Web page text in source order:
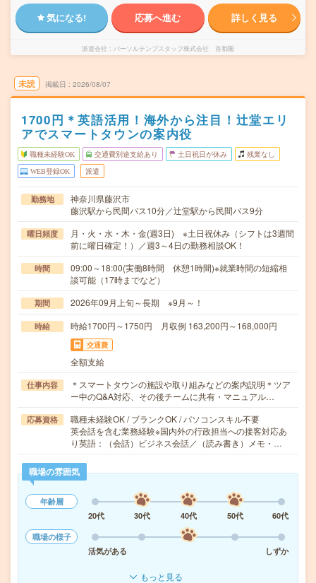
気になる! 応募へ進む 詳しく見る
派遣会社 パーソルテンプスタッフ株式会社 首都圏
未読 掲載日 2026/08/07
1700円＊英語活用！海外から注目！辻堂エリ
アでスマートタウンの案内役
職種未経験OK 交通費別途支給あり 土日祝日が休み 残業なし
WEB登録OK 派遣
勤務地
神奈川県藤沢市
藤沢駅から民間バス10分／辻堂駅から民間バス9分
曜日頻度
月・火・水・木・金(週3日) ※土日祝休み（シフトは3週間
前に曜日確定！）／週3～4日の勤務相談OK！
時間
09:00～18:00(実働8時間 休憩1時間)※就業時間の短縮相
談可能（17時までなど）
期間 2026年09月上旬～長期 ※9月～！
時給 時給1700円～1750円 月収例 163,200円～168,000円
交通費
全額支給
仕事内容
＊スマートタウンの施設や取り組みなどの案内説明＊ツア
ー中のQ&A対応、その後チームに共有・マニュアル…
応募資格
職種未経験OK / ブランクOK / パソコンスキル不要
英会話を含む業務経験※国内外の行政担当への接客対応あ
り英語：（会話）ビジネス会話／（読み書き）メモ・…
職場の雰囲気
年齢層
20代
30代 40代 50代
60代
職場の様子
活気がある
しずか
もっと見る